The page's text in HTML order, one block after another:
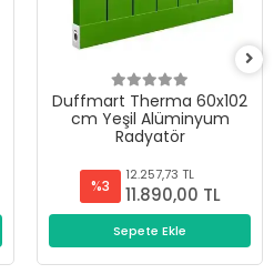
Duffmart Therma 60x102
cm Yeşil Alüminyum
Radyatör
%3
12.257,73 TL
11.890,00 TL
Sepete Ekle